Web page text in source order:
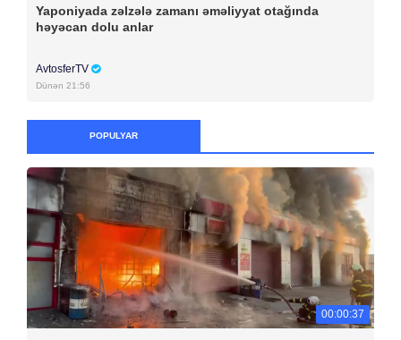
Yaponiyada zəlzələ zamanı əməliyyat otağında
həyəcan dolu anlar
AvtosferTV
Dünən 21:56
POPULYAR
00:00:37